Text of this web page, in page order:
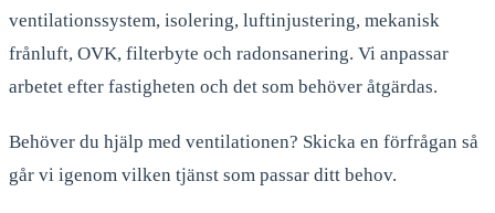
ventilationssystem, isolering, luftinjustering, mekanisk
frånluft, OVK, filterbyte och radonsanering. Vi anpassar
arbetet efter fastigheten och det som behöver åtgärdas.
Behöver du hjälp med ventilationen? Skicka en förfrågan så
går vi igenom vilken tjänst som passar ditt behov.